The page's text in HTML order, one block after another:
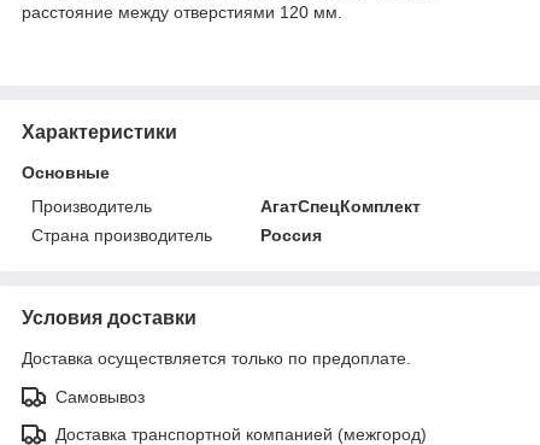
расстояние между отверстиями 120 мм.
Характеристики
Основные
Производитель
АгатСпецКомплект
Страна производитель
Россия
Условия доставки
Доставка осуществляется только по предоплате.
Самовывоз
Доставка транспортной компанией (межгород)